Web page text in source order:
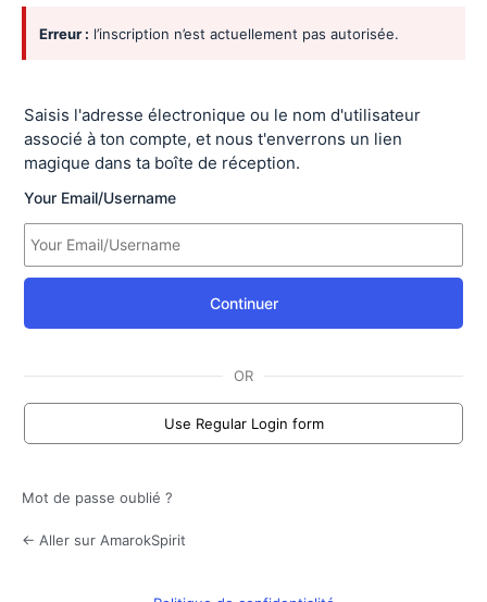
Se
connecter
Erreur : l’inscription n’est actuellement pas autorisée.
Saisis l'adresse électronique ou le nom d'utilisateur
associé à ton compte, et nous t'enverrons un lien
magique dans ta boîte de réception.
Your Email/Username
Continuer
OR
Use Regular Login form
Mot de passe oublié ?
← Aller sur AmarokSpirit